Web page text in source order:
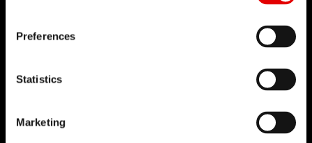
Preferences
Statistics
Marketing